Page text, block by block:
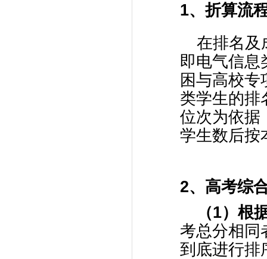
1、折算流
在排名及
即电气信息
困与高校
类学生的排
位次为依据
学生数后按
2、 高考综
（1）根
考总分相同
到底进行排